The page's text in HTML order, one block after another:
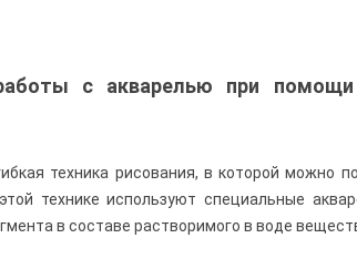
с акварелью при
техника рисования, в которой можно
технике используют специальные
в составе растворимого в воде